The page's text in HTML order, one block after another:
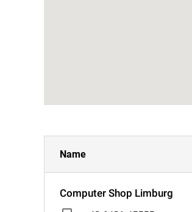
Name
Computer Shop Limburg